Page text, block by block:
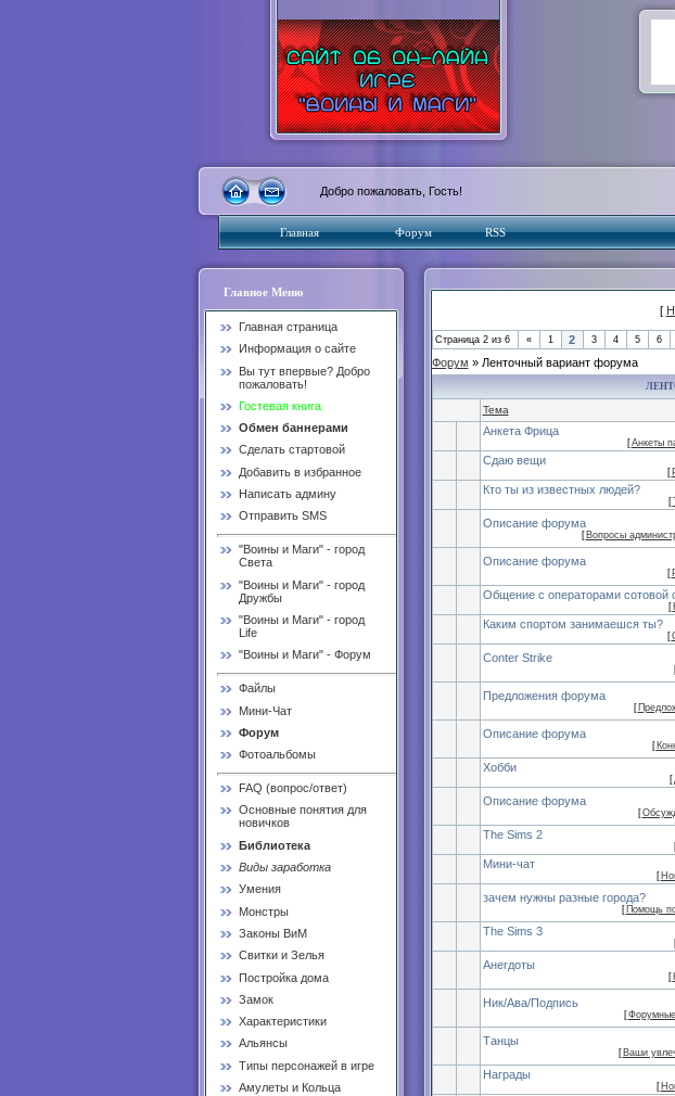
Добро пожаловать, Гость!
Главная Форум RSS
Главное Меню
Главная страница
Информация о сайте
Вы тут впервые? Добро
пожаловать!
Гостевая книга
Обмен баннерами
Сделать стартовой
Добавить в избранное
Написать админу
Отправить SMS
"Воины и Маги" - город
Света
"Воины и Маги" - город
Дружбы
"Воины и Маги" - город
Life
"Воины и Маги" - Форум
Файлы
Мини-Чат
Форум
Фотоальбомы
FAQ (вопрос/ответ)
Основные понятия для
новичков
Библиотека
Виды заработка
Умения
Монстры
Законы ВиМ
Свитки и Зелья
Постройка дома
Замок
Характеристики
Альянсы
Типы персонажей в игре
Амулеты и Кольца
[
Страница 2из 6 « 1 2 3 4 5 6
Форум » Ленточный вариант форума
Тема
Анкета Фрица
[Анкеты
Сдаю вещи
[
Кто ты из известных людей?
[
Описание форума
[ Вопросы
Описание форума
[
Общение с операторами сотовой
[
Каким спортом занимаешся ты?
[
Сonter Strike
Предложения форума
[
Описание форума
[
Хобби
[
Описание форума
[
The Sims 2
Мини-чат
[
зачем нужны разные города?
[ Помощь
The Sims 3
Анегдоты
[
Ник/Ава/Подпись
[
Танцы
[ Ваши
Награды
[